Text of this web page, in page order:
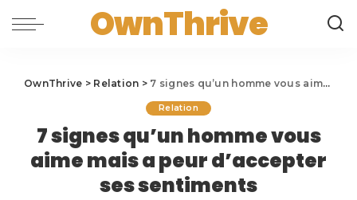
OwnThrive
OwnThrive > Relation > 7 signes qu’un homme vous aime mais a peur d’accepter ses sentiments
Relation
7 signes qu’un homme vous
aime mais a peur d’accepter
ses sentiments